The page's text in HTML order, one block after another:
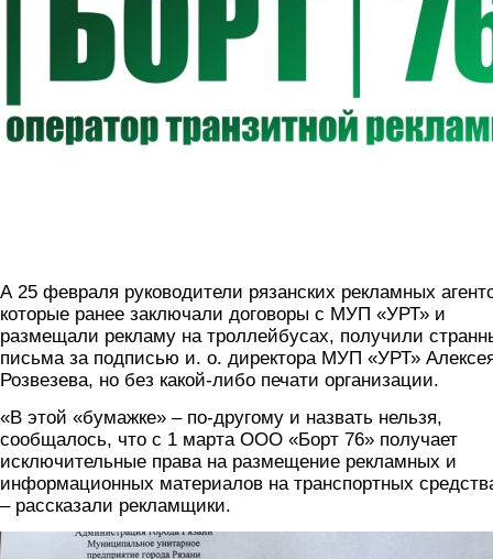
А 25 февраля руководители рязанских рекламных
которые ранее заключали договоры с МУП «УРТ» и
размещали рекламу на троллейбусах, получили
письма за подписью и. о. директора МУП «УРТ»
Розвезева, но без какой-либо печати организации.
«В этой «бумажке» – по-другому и назвать нельзя,
сообщалось, что с 1 марта ООО «Борт 76» получает
исключительные права на размещение рекламных и
информационных материалов на транспортных
– рассказали рекламщики.
15_tyr2.png